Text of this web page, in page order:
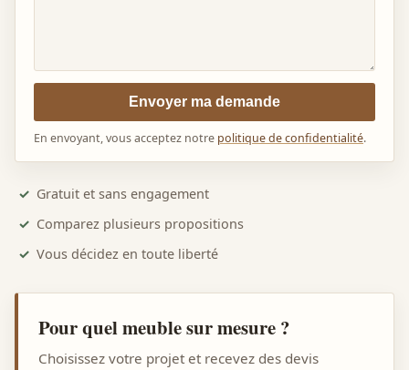
Envoyer ma demande
En envoyant, vous acceptez notre politique de confidentialité.
Gratuit et sans engagement
Comparez plusieurs propositions
Vous décidez en toute liberté
Pour quel meuble sur mesure ?
Choisissez votre projet et recevez des devis